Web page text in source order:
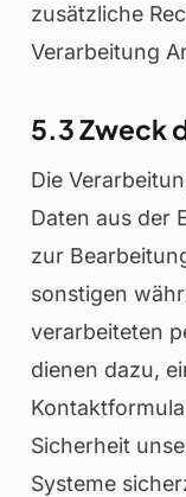
zusätzliche
Verarbeitung
5.3 Zweck
Die
Daten aus der
zur
sonstigen
verarbeiteten
dienen dazu,
Sicherheit
Systeme